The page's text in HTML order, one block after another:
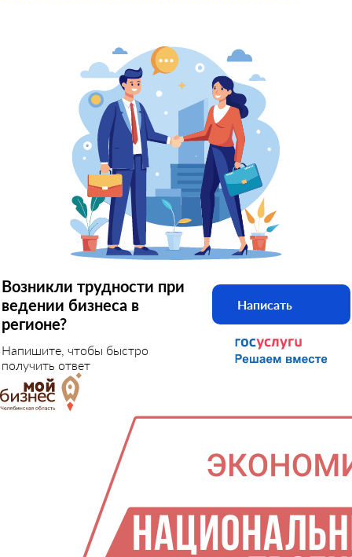
Возникли трудности при
ведении бизнеса в
регионе?
Напишите, чтобы быстро
получить ответ
Написать